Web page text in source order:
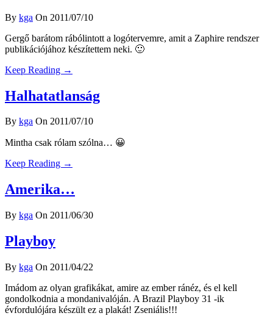
By kga On 2011/07/10
Gergő barátom rábólintott a logótervemre, amit a Zaphire rendszer
publikációjához készítettem neki. 🙂
Keep Reading →
Halhatatlanság
By kga On 2011/07/10
Mintha csak rólam szólna… 😀
Keep Reading →
Amerika…
By kga On 2011/06/30
Playboy
By kga On 2011/04/22
Imádom az olyan grafikákat, amire az ember ránéz, és el kell
gondolkodnia a mondanivalóján. A Brazil Playboy 31 -ik
évfordulójára készült ez a plakát! Zseniális!!!